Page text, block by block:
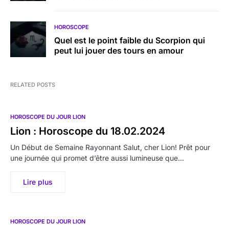
HOROSCOPE
Quel est le point faible du Scorpion qui
peut lui jouer des tours en amour
RELATED POSTS
HOROSCOPE DU JOUR LION
Lion : Horoscope du 18.02.2024
Un Début de Semaine Rayonnant Salut, cher Lion! Prêt pour
une journée qui promet d’être aussi lumineuse que…
Lire plus
HOROSCOPE DU JOUR LION